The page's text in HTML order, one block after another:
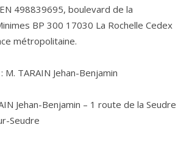
498839695, boulevard de la
BP 300 17030 La Rochelle Cedex
métropolitaine.
: M. TARAIN Jehan-Benjamin
Jehan-Benjamin – 1 route de la Seudre
Seudre